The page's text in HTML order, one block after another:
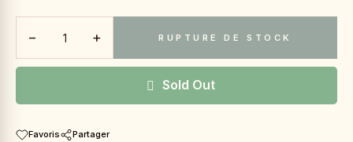
− + RUPTURE DE STOCK
Sold Out
Favoris Partager